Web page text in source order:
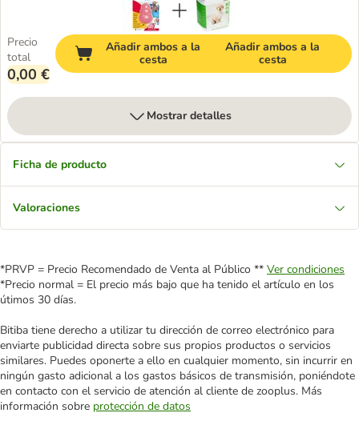
Precio
total
0,00 €
Añadir ambos a la
cesta
Añadir ambos a la
cesta
Mostrar detalles
Ficha de producto
Valoraciones
*PRVP = Precio Recomendado de Venta al Público ** Ver condiciones
*Precio normal = El precio más bajo que ha tenido el artículo en los
útimos 30 días.
Bitiba tiene derecho a utilizar tu dirección de correo electrónico para
enviarte publicidad directa sobre sus propios productos o servicios
similares. Puedes oponerte a ello en cualquier momento, sin incurrir en
ningún gasto adicional a los gastos básicos de transmisión, poniéndote
en contacto con el servicio de atención al cliente de zooplus. Más
información sobre protección de datos